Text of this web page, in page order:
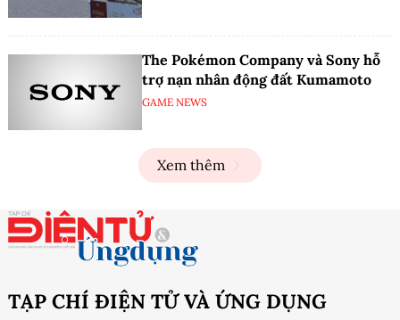
The Pokémon Company và Sony hỗ
trợ nạn nhân động đất Kumamoto
GAME NEWS
Xem thêm
TẠP CHÍ ĐIỆN TỬ VÀ ỨNG DỤNG